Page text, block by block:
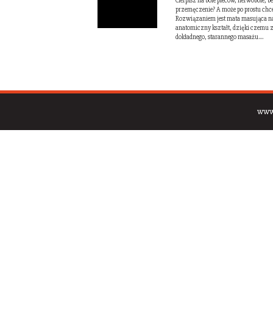
przemęczenie? A może po prostu
Rozwiązaniem jest mata masująca
anatomiczny kształt, dzięki czemu
dokładnego, starannego masażu....